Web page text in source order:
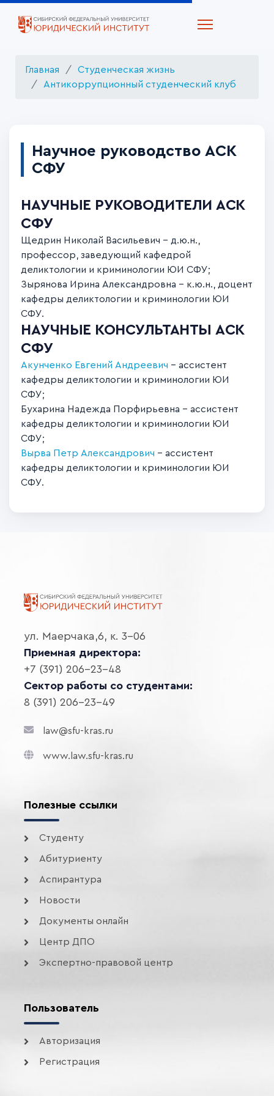
Главная
Студенческая жизнь
Антикоррупционный студенческий клуб
Научное руководство АСК
СФУ
НАУЧНЫЕ РУКОВОДИТЕЛИ АСК
СФУ
Щедрин Николай Васильевич – д.ю.н.,
профессор, заведующий кафедрой
деликтологии и криминологии ЮИ СФУ;
Зырянова Ирина Александровна – к.ю.н., доцент
кафедры деликтологии и криминологии ЮИ
СФУ.
НАУЧНЫЕ КОНСУЛЬТАНТЫ АСК
СФУ
Акунченко Евгений Андреевич – ассистент
кафедры деликтологии и криминологии ЮИ
СФУ;
Бухарина Надежда Порфирьевна – ассистент
кафедры деликтологии и криминологии ЮИ
СФУ;
Вырва Петр Александрович - ассистент
кафедры деликтологии и криминологии ЮИ
СФУ.
ул. Маерчака,6, к. 3-06
Приемная директора:
+7 (391) 206-23-48
Сектор работы со студентами:
8 (391) 206-23-49
law@sfu-kras.ru
www.law.sfu-kras.ru
Полезные ссылки
Студенту
Абитуриенту
Аспирантура
Новости
Документы онлайн
Центр ДПО
Экспертно-правовой центр
Пользователь
Авторизация
Регистрация